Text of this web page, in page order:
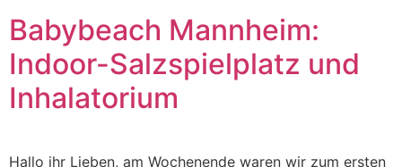
Babybeach Mannheim:
Indoor-Salzspielplatz und
Inhalatorium
Hallo ihr Lieben, am Wochenende waren wir zum ersten